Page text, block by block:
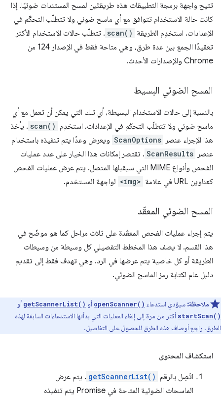
تتيح واجهة برمجة التطبيقات هذه طريقتَين لمسح المستندات ضوئيًا. إذا
كانت حالة الاستخدام تتوافق مع أي ماسح ضوئي ولا تتطلّب التحكّم في
الإعدادات، استخدِم الطريقة scan() . تتطلّب حالات الاستخدام الأكثر
تعقيدًا الجمع بين عدة طرق، وهي متاحة فقط في الإصدار 124 من
Chrome والإصدارات الأحدث.
المسح الضوئي البسيط
بالنسبة إلى حالات الاستخدام البسيطة، أي تلك التي يمكن أن تعمل مع أي
ماسح ضوئي ولا تتطلّب التحكّم في الإعدادات، استخدِم scan() . يأخذ
هذا الإجراء عنصر ScanOptions ويعرض وعدًا يتم تنفيذه باستخدام
عنصر ScanResults . تقتصر إمكانات هذا الخيار على عدد عمليات
الفحص وأنواع MIME التي سيقبلها المتصل. يتم عرض عمليات الفحص
كعناوين URL في علامة
<img> لواجهة المستخدم.
المسح الضوئي المعقّد
يتم إجراء عمليات الفحص المعقّدة على ثلاث مراحل كما هو موضّح في
هذا القسم. لا يصف هذا المخطط التفصيلي كل وسيطة من وسيطات
الطريقة أو كل خاصية يتم عرضها في الرد. وهي تهدف فقط إلى تقديم
دليل عام لكتابة رمز الماسح الضوئي.
ملاحظة: سيؤدي استدعاء openScanner() أو getScannerList() أو
startScan() أكثر من مرة إلى إلغاء العمليات التي بدأتها الاستدعاءات السابقة لهذه
الطرق. راجِع أوصاف هذه الطرق للحصول على التفاصيل.
استكشاف المحتوى
اتّصِل بالرقم getScannerList() . يتم عرض
الماسحات الضوئية المتاحة في Promise يتم تنفيذه